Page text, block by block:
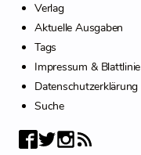
Verlag
Aktuelle Ausgaben
Tags
Impressum & Blattlinie
Datenschutzerklärung
Suche